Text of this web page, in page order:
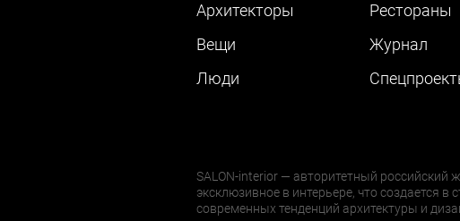
Архитекторы
Вещи
Люди
Рестораны
Журнал
SALON-interior — авторитетный российский
эксклюзивное в интерьере, что создается
современных тенденций архитектуры и